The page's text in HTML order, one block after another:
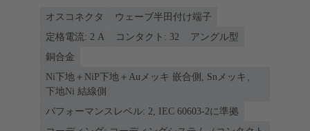
オスコネクタ
ウェーブ半田付け端子
定格電流: ‌2 A
コンタクト: 32
アングル型
銅合金
Ni下地＋NiP下地＋Auメッキ 嵌合側, Snメッキ、
下地Ni 結線側
パフォーマンスレベル: 2, IEC 60603-2に準拠